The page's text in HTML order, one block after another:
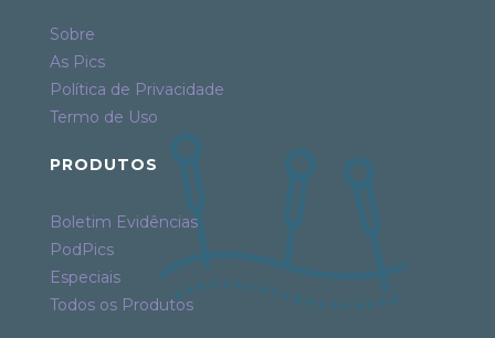
Sobre
As Pics
Política de Privacidade
Termo de Uso
PRODUTOS
Boletim Evidências
PodPics
Especiais
Todos os Produtos